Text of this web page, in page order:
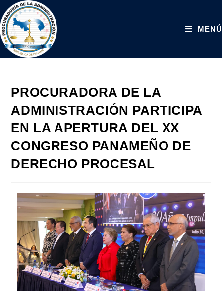
MENÚ
PROCURADORA DE LA
ADMINISTRACIÓN PARTICIPA
EN LA APERTURA DEL XX
CONGRESO PANAMEÑO DE
DERECHO PROCESAL